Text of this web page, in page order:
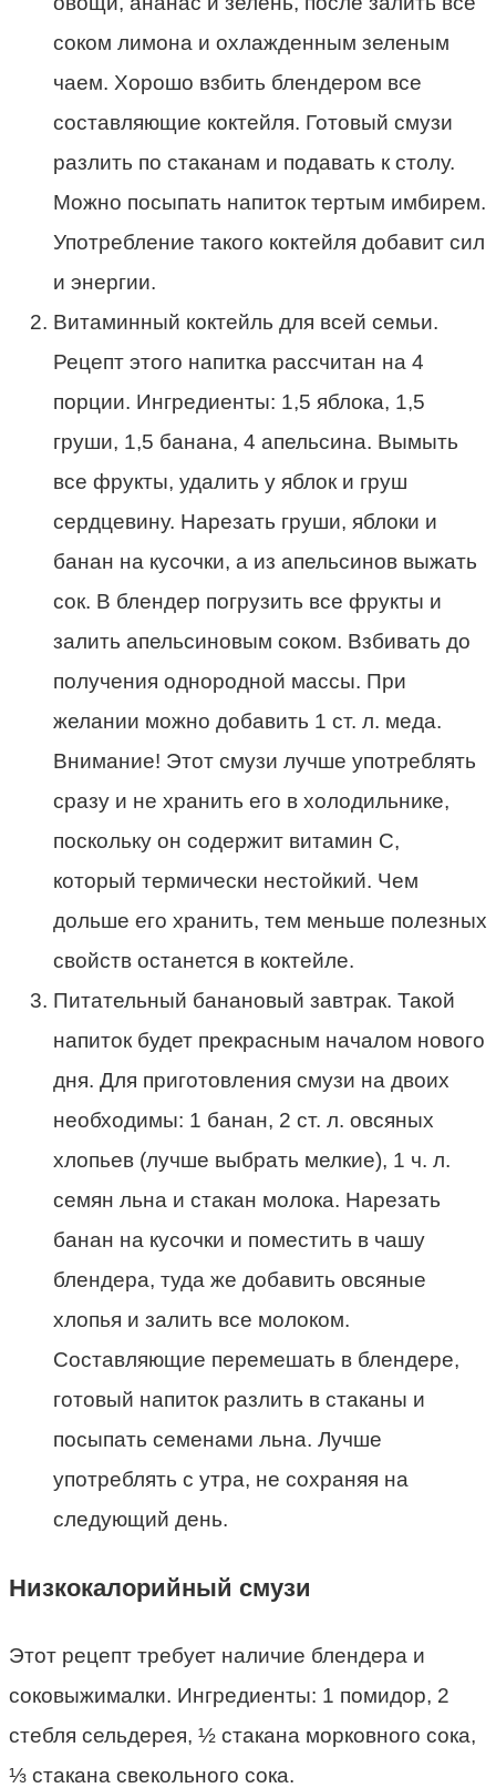
соком лимона и охлажденным зеленым
чаем. Хорошо взбить блендером все
составляющие коктейля. Готовый смузи
разлить по стаканам и подавать к столу.
Можно посыпать напиток тертым имбирем.
Употребление такого коктейля добавит сил
и энергии.
Витаминный коктейль для всей семьи.
Рецепт этого напитка рассчитан на 4
порции. Ингредиенты: 1,5 яблока, 1,5
груши, 1,5 банана, 4 апельсина. Вымыть
все фрукты, удалить у яблок и груш
сердцевину. Нарезать груши, яблоки и
банан на кусочки, а из апельсинов выжать
сок. В блендер погрузить все фрукты и
залить апельсиновым соком. Взбивать до
получения однородной массы. При
желании можно добавить 1 ст. л. меда.
Внимание! Этот смузи лучше употреблять
сразу и не хранить его в холодильнике,
поскольку он содержит витамин С,
который термически нестойкий. Чем
дольше его хранить, тем меньше полезных
свойств останется в коктейле.
Питательный банановый завтрак. Такой
напиток будет прекрасным началом нового
дня. Для приготовления смузи на двоих
необходимы: 1 банан, 2 ст. л. овсяных
хлопьев (лучше выбрать мелкие), 1 ч. л.
семян льна и стакан молока. Нарезать
банан на кусочки и поместить в чашу
блендера, туда же добавить овсяные
хлопья и залить все молоком.
Составляющие перемешать в блендере,
готовый напиток разлить в стаканы и
посыпать семенами льна. Лучше
употреблять с утра, не сохраняя на
следующий день.
Низкокалорийный смузи
Этот рецепт требует наличие блендера и
соковыжималки. Ингредиенты: 1 помидор, 2
стебля сельдерея, ½ стакана морковного сока,
⅓ стакана свекольного сока.